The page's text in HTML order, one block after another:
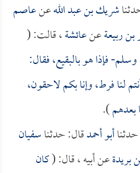
شريك بن عبد اللهعنعاصم
بن ربيعةعنعائشة، قالت: (
فإذا هو بالبقيع، فقال:
لنا فرط، وإنا بكم لاحقون،
بعدهم).
أبو أحمدقال: حدثناسفيان
بريدةعن أبيه ، قال: (كان